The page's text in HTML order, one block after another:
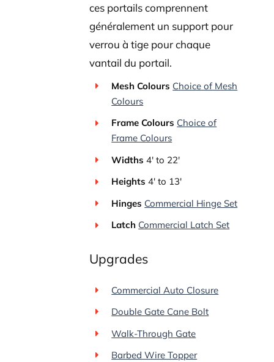
ces portails comprennent
généralement un support pour
verrou à tige pour chaque
vantail du portail.
Mesh Colours Choice of Mesh
Colours
Frame Colours Choice of
Frame Colours
Widths 4' to 22'
Heights 4' to 13'
Hinges Commercial Hinge Set
Latch Commercial Latch Set
Upgrades
Commercial Auto Closure
Double Gate Cane Bolt
Walk-Through Gate
Barbed Wire Topper